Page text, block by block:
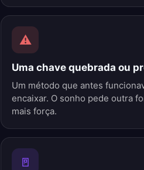
⚠️
Uma chave quebrada ou
Um método que antes
encaixar. O sonho pede outra
mais força.
🚪